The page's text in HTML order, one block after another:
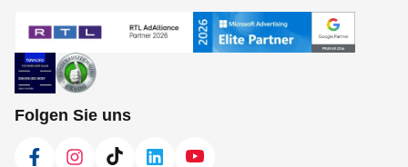
Folgen Sie uns